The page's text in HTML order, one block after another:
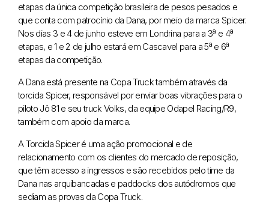
etapas da única competição brasileira de pesos pesados e
que conta com patrocínio da Dana, por meio da marca Spicer.
Nos dias 3 e 4 de junho esteve em Londrina para a 3ª e 4ª
etapas, e 1 e 2 de julho estará em Cascavel para a 5ª e 6ª
etapas da competição.
A Dana está presente na Copa Truck também através da
torcida Spicer, responsável por enviar boas vibrações para o
piloto Jô 81 e seu truck Volks, da equipe Odapel Racing/R9,
também com apoio da marca.
A Torcida Spicer é uma ação promocional e de
relacionamento com os clientes do mercado de reposição,
que têm acesso a ingressos e são recebidos pelo time da
Dana nas arquibancadas e paddocks dos autódromos que
sediam as provas da Copa Truck.